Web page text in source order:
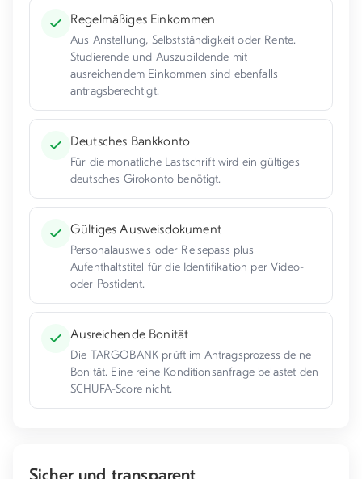
Regelmäßiges Einkommen
Aus Anstellung, Selbstständigkeit oder Rente.
Studierende und Auszubildende mit
ausreichendem Einkommen sind ebenfalls
antragsberechtigt.
Deutsches Bankkonto
Für die monatliche Lastschrift wird ein gültiges
deutsches Girokonto benötigt.
Gültiges Ausweisdokument
Personalausweis oder Reisepass plus
Aufenthaltstitel für die Identifikation per Video-
oder Postident.
Ausreichende Bonität
Die TARGOBANK prüft im Antragsprozess deine
Bonität. Eine reine Konditionsanfrage belastet den
SCHUFA-Score nicht.
Sicher und transparent